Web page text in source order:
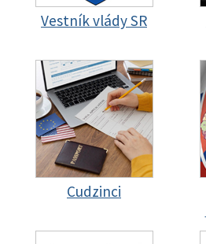
Vestník vlády SR
Cudzinci